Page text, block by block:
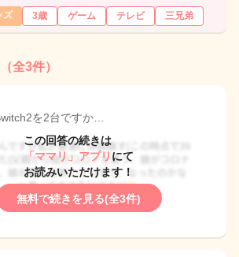
ズ
3歳 ゲーム テレビ 三兄弟
（全3件）
を2台ですか…
この回答の続きは
「ママリ」アプリ にて
お読みいただけます！
無料で続きを見る(全3件)